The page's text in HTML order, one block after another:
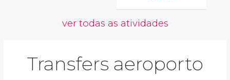
ver todas as atividades
Transfers aeroporto